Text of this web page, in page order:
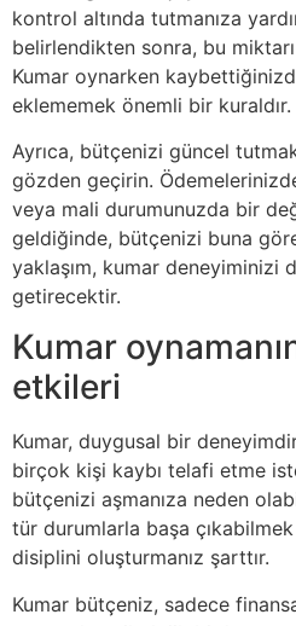
kontrol altında tutmanıza
belirlendikten sonra, bu
Kumar oynarken
eklememek önemli bir kuraldır.
Ayrıca, bütçenizi güncel
gözden geçirin.
veya mali durumunuzda bir
geldiğinde, bütçenizi buna göre
yaklaşım, kumar deneyiminizi
getirecektir.
Kumar
etkileri
Kumar, duygusal bir
birçok kişi kaybı telafi etme
bütçenizi aşmanıza neden
tür durumlarla başa
disiplini oluşturmanız şarttır.
Kumar bütçeniz, sadece